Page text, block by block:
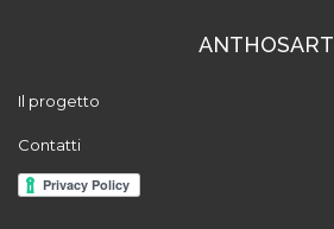
ANTHOSART
Il progetto
Contatti